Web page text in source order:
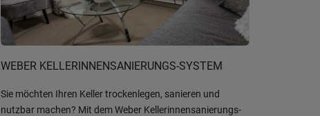
WEBER KELLERINNENSANIERUNGS-SYSTEM
Sie möchten Ihren Keller trockenlegen, sanieren und
nutzbar machen? Mit dem Weber Kellerinnensanierungs-